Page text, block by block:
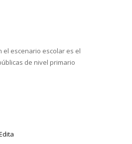
el escenario escolar es el
de nivel primario